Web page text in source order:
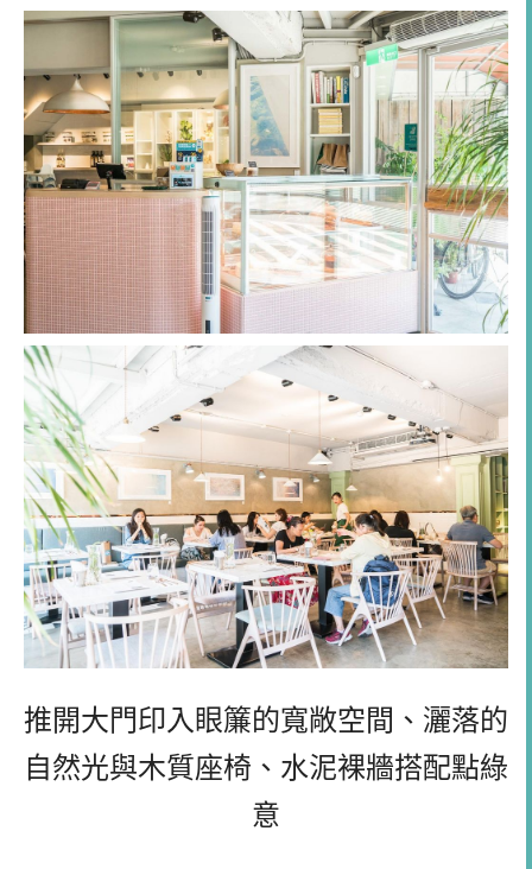
推開大門印入眼簾的寬敞空間、灑落的
自然光與木質座椅、水泥裸牆搭配點綠
意